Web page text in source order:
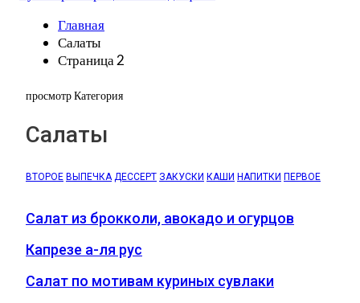
Главная
Салаты
Страница 2
просмотр Категория
Салаты
ВТОРОЕ ВЫПЕЧКА ДЕССЕРТ ЗАКУСКИ КАШИ НАПИТКИ ПЕРВОЕ
Салат из брокколи, авокадо и огурцов
Капрезе а-ля рус
Салат по мотивам куриных сувлаки